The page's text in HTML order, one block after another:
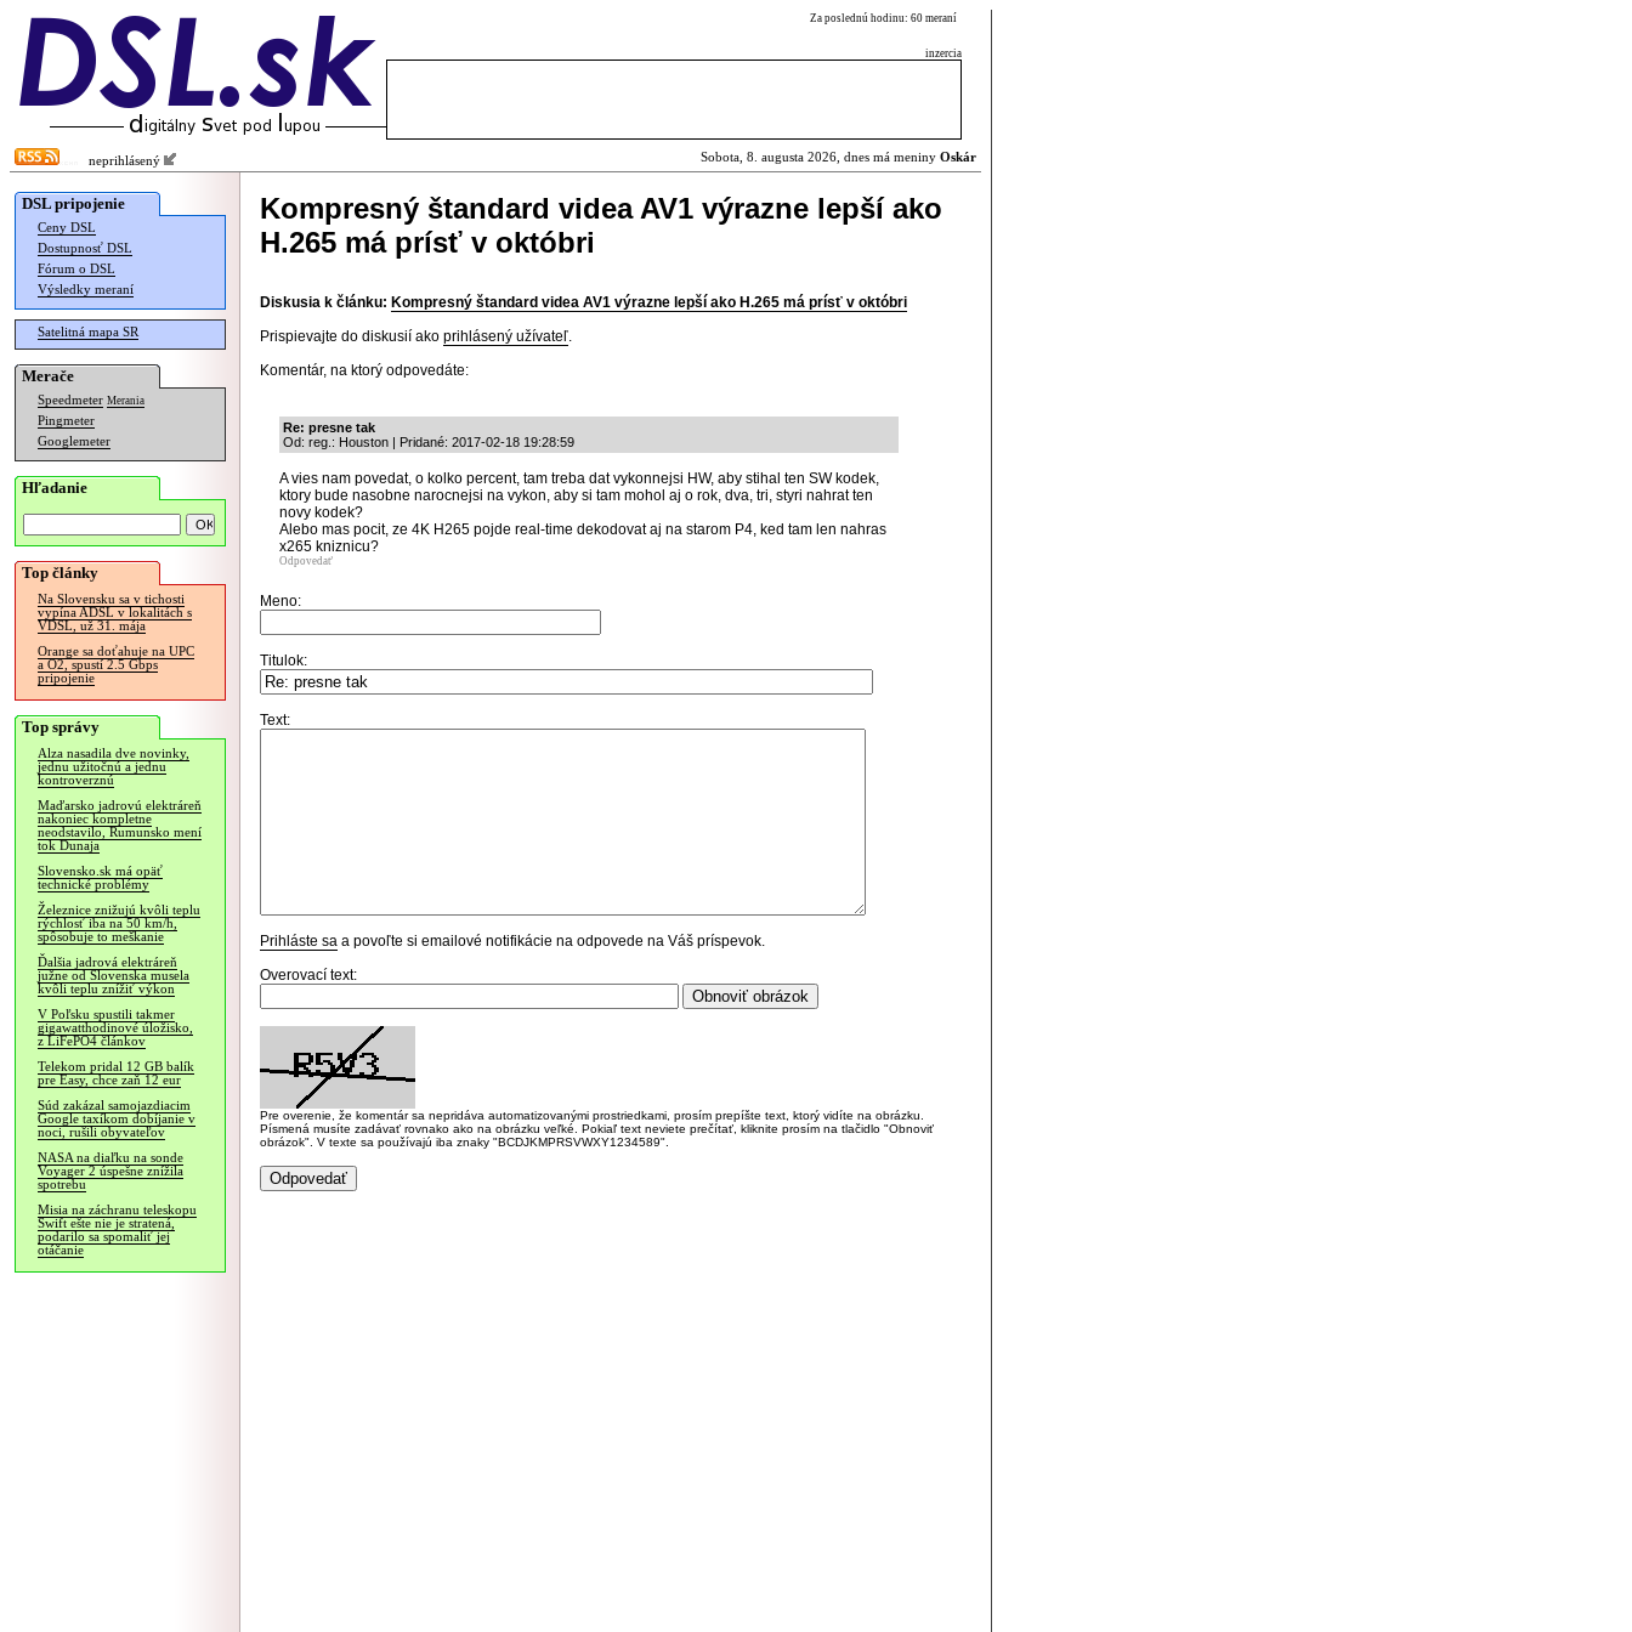
Za poslednú hodinu: 60 meraní
inzercia
neprihlásený Sobota, 8. augusta 2026, dnes má meniny Oskár
DSL pripojenie
Ceny DSL
Dostupnosť DSL
Fórum o DSL
Výsledky meraní
Satelitná mapa SR
Merače
Speedmeter Merania
Pingmeter
Googlemeter
Hľadanie
Top články
Na Slovensku sa v tichosti
vypína ADSL v lokalitách s
VDSL, už 31. mája
Orange sa doťahuje na UPC
a O2, spustí 2.5 Gbps
pripojenie
Top správy
Alza nasadila dve novinky,
jednu užitočnú a jednu
kontroverznú
Maďarsko jadrovú elektráreň
nakoniec kompletne
neodstavilo, Rumunsko mení
tok Dunaja
Slovensko.sk má opäť
technické problémy
Železnice znižujú kvôli teplu
rýchlosť iba na 50 km/h,
spôsobuje to meškanie
Ďalšia jadrová elektráreň
južne od Slovenska musela
kvôli teplu znížiť výkon
V Poľsku spustili takmer
gigawatthodinové úložisko,
z LiFePO4 článkov
Telekom pridal 12 GB balík
pre Easy, chce zaň 12 eur
Súd zakázal samojazdiacim
Google taxíkom dobíjanie v
noci, rušili obyvateľov
NASA na diaľku na sonde
Voyager 2 úspešne znížila
spotrebu
Misia na záchranu teleskopu
Swift ešte nie je stratená,
podarilo sa spomaliť jej
otáčanie
Kompresný štandard videa AV1 výrazne lepší ako
H.265 má prísť v októbri
Diskusia k článku: Kompresný štandard videa AV1 výrazne lepší ako H.265 má prísť v októbri
Prispievajte do diskusií ako prihlásený užívateľ.
Komentár, na ktorý odpovedáte:
Re: presne tak
Od: reg.: Houston | Pridané: 2017-02-18 19:28:59
A vies nam povedat, o kolko percent, tam treba dat vykonnejsi HW, aby stihal ten SW kodek,
ktory bude nasobne narocnejsi na vykon, aby si tam mohol aj o rok, dva, tri, styri nahrat ten
novy kodek?
Alebo mas pocit, ze 4K H265 pojde real-time dekodovat aj na starom P4, ked tam len nahras
x265 kniznicu?
Odpovedať
Meno:
Titulok:
Text:
Prihláste sa a povoľte si emailové notifikácie na odpovede na Váš príspevok.
Overovací text:
Pre overenie, že komentár sa nepridáva automatizovanými prostriedkami, prosím prepíšte text, ktorý vidíte na obrázku.
Písmená musíte zadávať rovnako ako na obrázku veľké. Pokiaľ text neviete prečítať, kliknite prosím na tlačidlo "Obnoviť
obrázok". V texte sa používajú iba znaky "BCDJKMPRSVWXY1234589".